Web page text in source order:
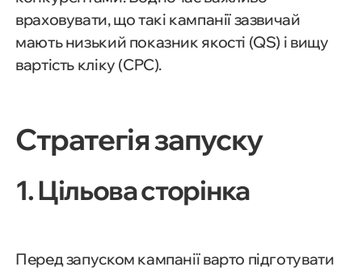
враховувати, що такі кампанії зазвичай
мають низький показник якості (QS) і вищу
вартість кліку (CPC).
Стратегія запуску
1. Цільова сторінка
Перед запуском кампанії варто підготувати